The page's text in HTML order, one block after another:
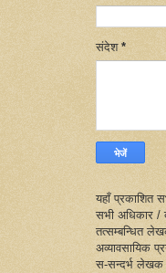
संदेश *
यहाँ प्रकाशित
सभी अधिकार /
तत्सम्बन्धित
अव्यावसायिक
स-सन्दर्भ लेखक